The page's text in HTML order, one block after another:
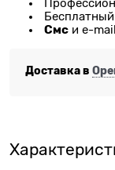
Смс и e-mail
Доставка в